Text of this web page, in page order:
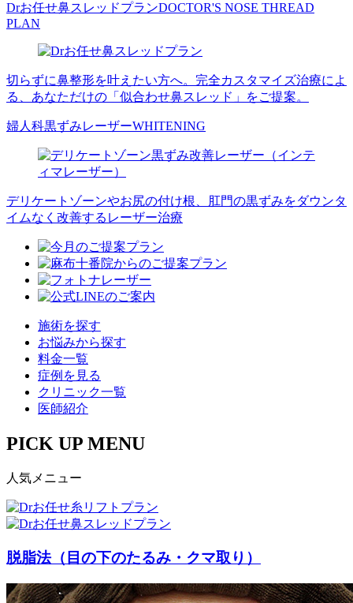
Drお任せ鼻スレッドプランDOCTOR'S NOSE THREAD
PLAN
切らずに鼻整形を叶えたい方へ。完全カスタマイズ治療によ
る、あなただけの「似合わせ鼻スレッド」をご提案。
婦人科黒ずみレーザーWHITENING
デリケートゾーンやお尻の付け根、肛門の黒ずみをダウンタ
イムなく改善するレーザー治療
施術を探す
お悩みから探す
料金一覧
症例を見る
クリニック一覧
医師紹介
PICK UP MENU
人気メニュー
脱脂法（目の下のたるみ・クマ取り）